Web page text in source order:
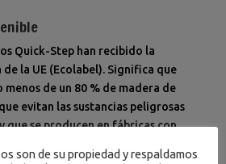
Quick-Step han recibido la
la UE (Ecolabel). Significa que
menos de un 80 % de madera de
evitan las sustancias peligrosas
que se producen en fábricas con
son de su propiedad y respaldamos